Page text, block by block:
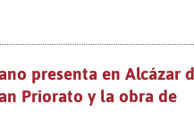
presenta en Alcázar
Priorato y la obra de